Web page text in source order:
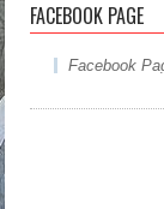
FACEBOOK PAGE
Facebook